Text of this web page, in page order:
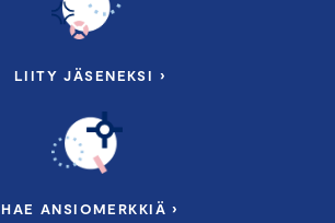
LIITY JÄSENEKSI ›
HAE ANSIOMERKKIÄ ›